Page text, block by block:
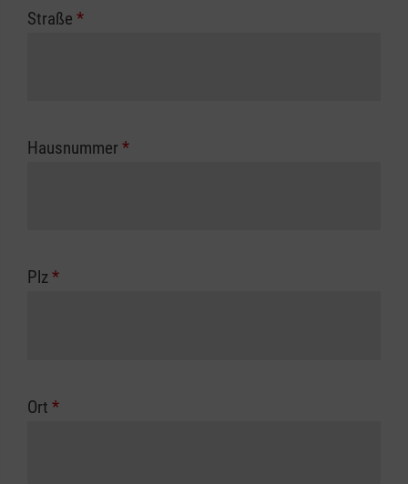
Straße *
Hausnummer *
Plz*
Ort *